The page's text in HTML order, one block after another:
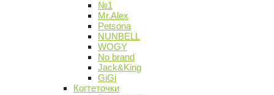
№1
Mr.Alex
Petsona
NUNBELL
WOGY
No brand
Jack&King
GiGi
Когтеточки